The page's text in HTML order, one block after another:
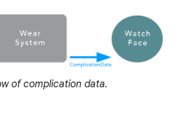
of complication data.